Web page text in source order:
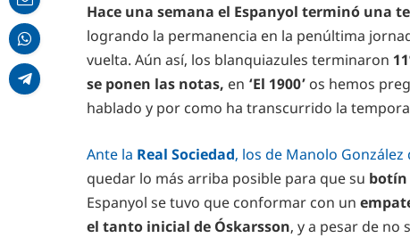
Hace una semana el Espanyol terminó una
logrando la permanencia en la penúltima
vuelta. Aún así, los blanquiazules terminaron
se ponen las notas, en ‘El 1900’ os hemos
hablado y por como ha transcurrido la
Ante la Real Sociedad, los de Manolo
quedar lo más arriba posible para que su botín
Espanyol se tuvo que conformar con un
el tanto inicial de Óskarsson, y a pesar de no